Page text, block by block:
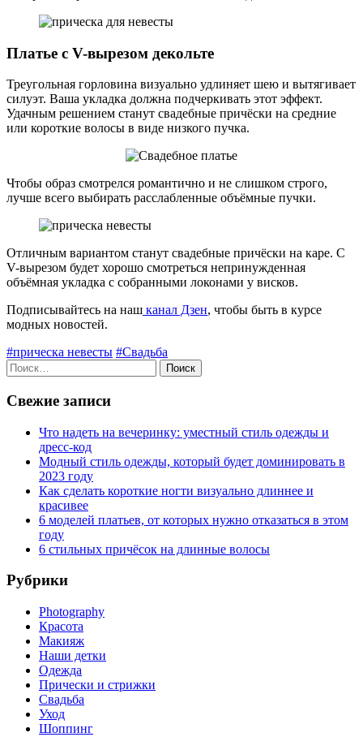
Платье с V-вырезом декольте
Треугольная горловина визуально удлиняет шею и вытягивает
силуэт. Ваша укладка должна подчеркивать этот эффект.
Удачным решением станут свадебные причёски на средние
или короткие волосы в виде низкого пучка.
Чтобы образ смотрелся романтично и не слишком строго,
лучше всего выбирать расслабленные объёмные пучки.
Отличным вариантом станут свадебные причёски на каре. С
V-вырезом будет хорошо смотреться непринужденная
объёмная укладка с собранными локонами у висков.
Подписывайтесь на наш канал Дзен, чтобы быть в курсе
модных новостей.
#прическа невесты #Свадьба
Найти:
Свежие записи
Что надеть на вечеринку: уместный стиль одежды и
дресс-код
Модный стиль одежды, который будет доминировать в
2023 году
Как сделать короткие ногти визуально длиннее и
красивее
6 моделей платьев, от которых нужно отказаться в этом
году
6 стильных причёсок на длинные волосы
Рубрики
Photography
Красота
Макияж
Наши детки
Одежда
Прически и стрижки
Свадьба
Уход
Шоппинг